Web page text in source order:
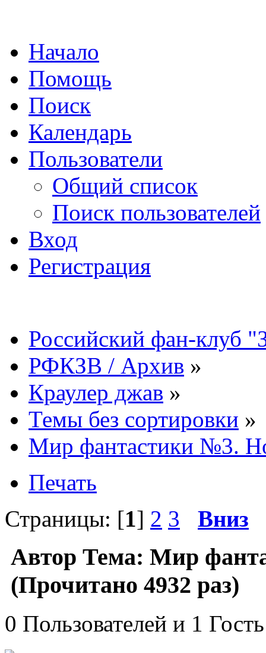
Начало
Помощь
Поиск
Календарь
Пользователи
Общий список
Поиск пользователей
Вход
Регистрация
Российский фан-клуб
РФКЗВ / Архив »
Краулер джав »
Темы без сортировки »
Мир фантастики №3.
Печать
Страницы: [1] 2 3 Вниз
Автор Тема: Мир
(Прочитано 4932 раз)
0 Пользователей и 1